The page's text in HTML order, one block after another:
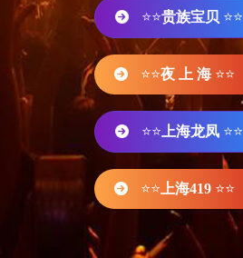
⭐⭐贵族宝贝 ⭐⭐
⭐⭐夜 上 海 ⭐⭐
⭐⭐ 上海龙凤 ⭐⭐
⭐⭐ 上海419 ⭐⭐